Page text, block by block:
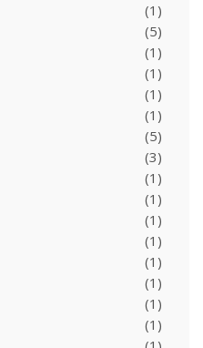
(1)
(5)
(1)
(1)
(1)
(1)
(5)
(3)
(1)
(1)
(1)
(1)
(1)
(1)
(1)
(1)